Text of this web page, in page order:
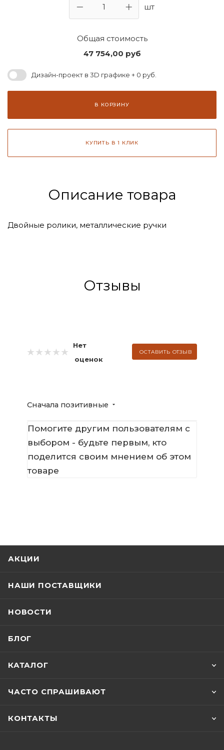
шт
Общая стоимость
47 754,00 руб
Дизайн-проект в 3D графике + 0 руб.
В КОРЗИНУ
КУПИТЬ В 1 КЛИК
Описание товара
Двойные ролики, металлические ручки
Отзывы
Нет
оценок
ОСТАВИТЬ ОТЗЫВ
Сначала позитивные
Помогите другим пользователям с
выбором - будьте первым, кто
поделится своим мнением об этом
товаре
АКЦИИ
НАШИ ПОСТАВЩИКИ
НОВОСТИ
БЛОГ
КАТАЛОГ
ЧАСТО СПРАШИВАЮТ
КОНТАКТЫ